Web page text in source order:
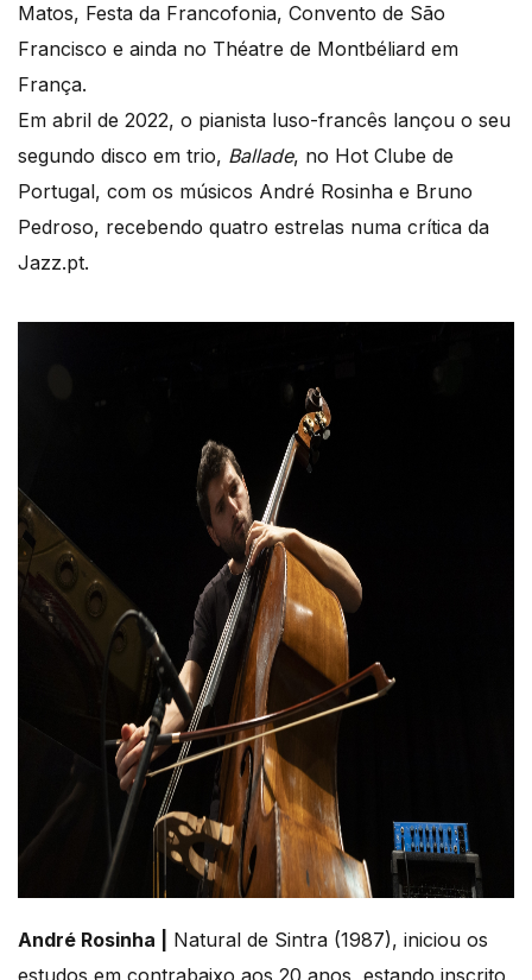
Matos, Festa da Francofonia, Convento de São
Francisco e ainda no Théatre de Montbéliard em
França.
Em abril de 2022, o pianista luso-francês lançou o seu
segundo disco em trio, Ballade, no Hot Clube de
Portugal, com os músicos André Rosinha e Bruno
Pedroso, recebendo quatro estrelas numa crítica da
Jazz.pt.
André Rosinha |
Natural de Sintra (1987), iniciou os